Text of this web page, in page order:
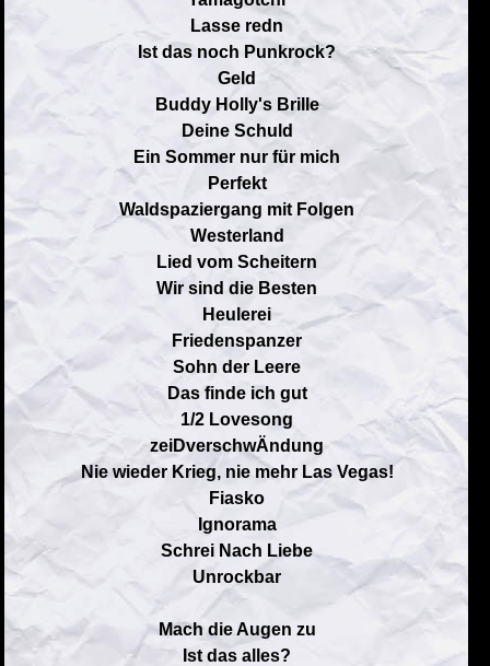
Lasse redn
Ist das noch Punkrock?
Geld
Buddy Holly's Brille
Deine Schuld
Ein Sommer nur für mich
Perfekt
Waldspaziergang mit Folgen
Westerland
Lied vom Scheitern
Wir sind die Besten
Heulerei
Friedenspanzer
Sohn der Leere
Das finde ich gut
1/2 Lovesong
zeiDverschwÄndung
Nie wieder Krieg, nie mehr Las Vegas!
Fiasko
Ignorama
Schrei Nach Liebe
Unrockbar
Mach die Augen zu
Ist das alles?